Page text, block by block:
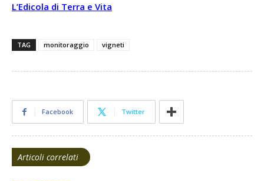
L’Edicola di Terra e Vita
TAG monitoraggio vigneti
Facebook Twitter
Articoli correlati